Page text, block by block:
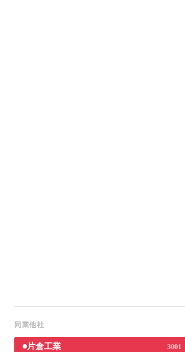
同業他社
片倉工業 3001